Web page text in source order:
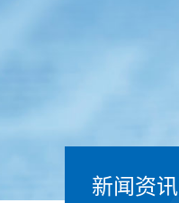
新闻资讯